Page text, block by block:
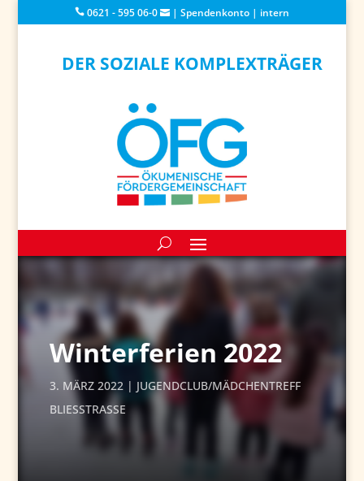
0621 - 595 06-0 | Spendenkonto| intern
DER SOZIALE KOMPLEXTRÄGER
Winterferien 2022
3. MÄRZ 2022
JUGENDCLUB/MÄDCHENTREFF
BLIESSTRASSE